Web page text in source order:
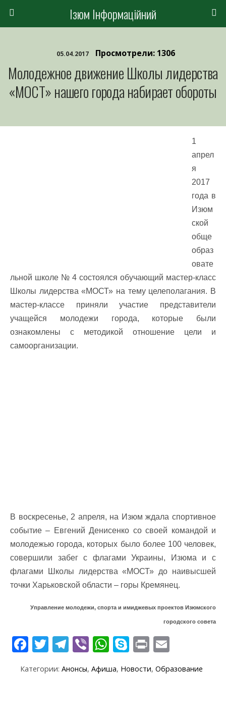
Ізюм Інформаційний
05.04.2017 Просмотрели: 1306
Молодежное движение Школы лидерства
«МОСТ» нашего города набирает обороты
1
апрел
я
2017
года в
Изюм
ской
обще
образ
овате
льной школе № 4 состоялся обучающий мастер-класс
Школы лидерства «МОСТ» на тему целеполагания. В
мастер-классе приняли участие представители
учащейся молодежи города, которые были
ознакомлены с методикой отношение цели и
самоорганизации.
В воскресенье, 2 апреля, на Изюм ждала спортивное
событие – Евгений Денисенко со своей командой и
молодежью города, которых было более 100 человек,
совершили забег с флагами Украины, Изюма и с
флагами Школы лидерства «МОСТ» до наивысшей
точки Харьковской области – горы Кремянец.
Управление молодежи, спорта и имиджевых проектов Изюмского
городского совета
F
e
T
itt
T
e
Vi
b
er
W
at
S
y
Pr
in
t ai
Категории: Анонсы, Афиша, Новости, Образование